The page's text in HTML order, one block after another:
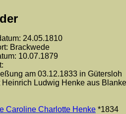
24.05.1810
Brackwede
10.07.1879
am 03.12.1833 in Gütersloh
Heinrich Ludwig Henke aus
Caroline Charlotte Henke *1834